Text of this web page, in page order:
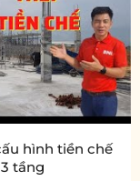
hình tiền chế
tầng